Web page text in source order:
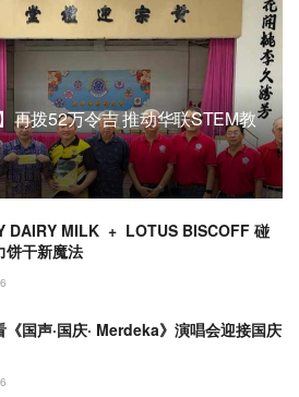
再拨52万令吉 推动华联STEM教
DAIRY MILK + LOTUS BISCOFF 碰
饼干新魔法
《国声·国庆· Merdeka》演唱会迎接国庆